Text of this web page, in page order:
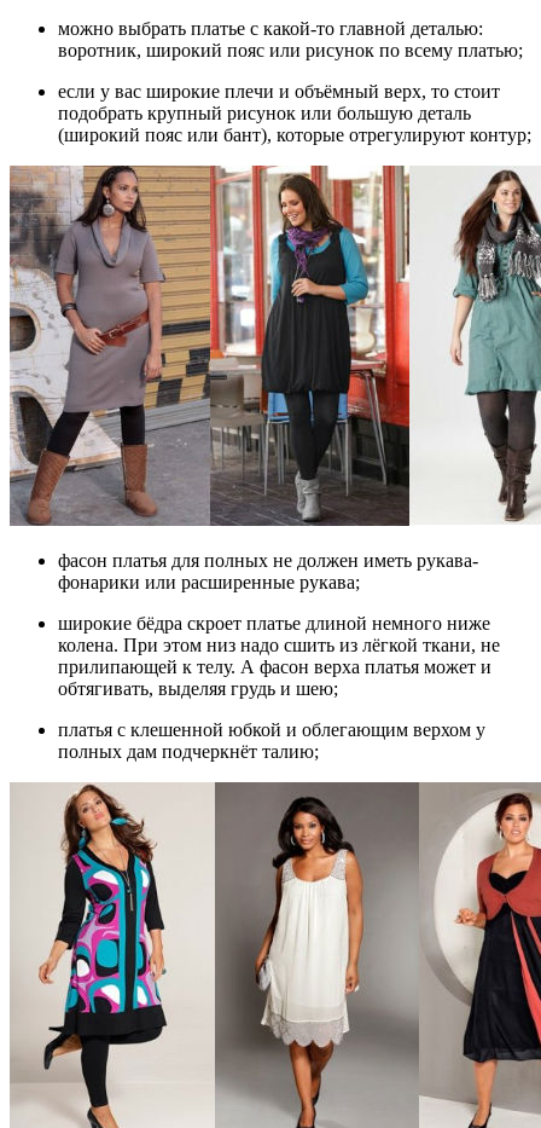
можно выбрать платье с какой-то главной деталью:
воротник, широкий пояс или рисунок по всему платью;
если у вас широкие плечи и объёмный верх, то стоит
подобрать крупный рисунок или большую деталь
(широкий пояс или бант), которые отрегулируют контур;
фасон платья для полных не должен иметь рукава-
фонарики или расширенные рукава;
широкие бёдра скроет платье длиной немного ниже
колена. При этом низ надо сшить из лёгкой ткани, не
прилипающей к телу. А фасон верха платья может и
обтягивать, выделяя грудь и шею;
платья с клешенной юбкой и облегающим верхом у
полных дам подчеркнёт талию;